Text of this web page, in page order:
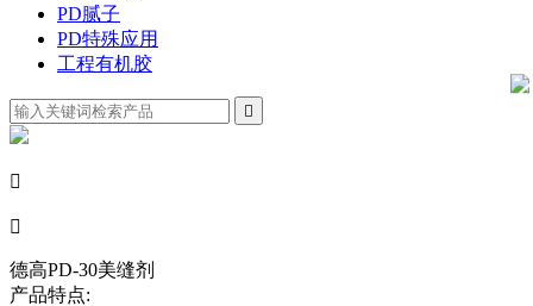
PD腻子
PD特殊应用
工程有机胶



德高PD-30美缝剂
产品特点: